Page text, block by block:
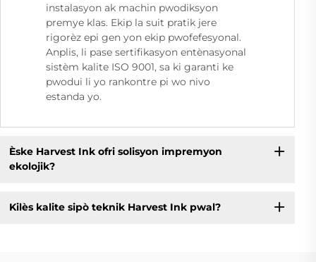
instalasyon ak machin pwodiksyon
premye klas. Ekip la suit pratik jere
rigorèz epi gen yon ekip pwofefesyonal.
Anplis, li pase sertifikasyon entènasyonal
sistèm kalite ISO 9001, sa ki garanti ke
pwodui li yo rankontre pi wo nivo
estanda yo.
Èske Harvest Ink ofri solisyon impremyon
ekolojik?
Kilès kalite sipò teknik Harvest Ink pwal?